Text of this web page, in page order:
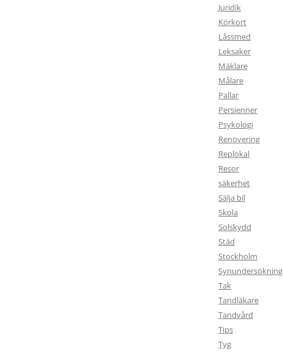
Juridik
Körkort
Låssmed
Leksaker
Mäklare
Målare
Pallar
Persienner
Psykologi
Renovering
Replokal
Resor
säkerhet
Sälja bil
Skola
Solskydd
Städ
Stockholm
Synundersökning
Tak
Tandläkare
Tandvård
Tips
Tyg